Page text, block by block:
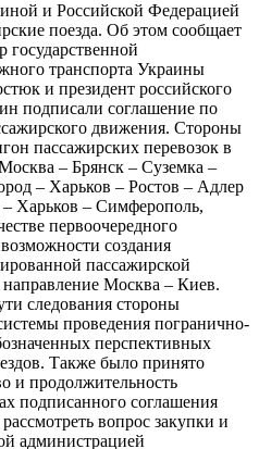
и Российской Федерацией
поезда. Об этом сообщает
государственной
транспорта Украины
и президент российского
подписали соглашение по
движения. Стороны
пассажирских перевозок в
– Брянск – Суземка –
– Харьков – Ростов – Адлер
Харьков – Симферополь,
первоочередного
создания
пассажирской
Москва – Киев.
следования стороны
проведения погранично-
перспективных
Также было принято
и продолжительность
подписанного соглашения
вопрос закупки и
администрацией